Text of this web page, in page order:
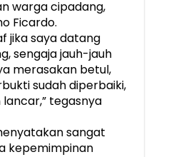
warga cipadang,
Ficardo.
jika saya datang
sengaja jauh-jauh
merasakan betul,
sudah diperbaiki,
tegasnya
sangat
kepemimpinan